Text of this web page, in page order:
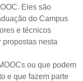
. Eles são
do Campus
e técnicos
propostas nesta
ou que podem
e que fazem parte